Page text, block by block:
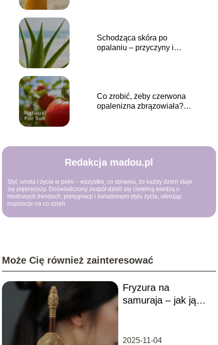
Schodząca skóra po
opalaniu – przyczyny i
Co zrobić, żeby czerwona
opalenizna zbrązowiała?
Redakcja madou.pl
Styl, uroda i życie w pełni – wszystko, co sprawia, że każdy dzień staje
się piękniejszy. Doświadczony zespół dzieli się rzetelną wiedzą o
modowych trendach, pielęgnacji i świadomym stylu życia, oferując
inspiracje na co dzień.
Może Cię również zainteresować
Fryzura na
samuraja – jak ją
2025-11-04